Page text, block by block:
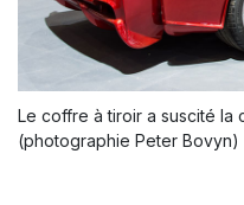
Le coffre à tiroir a suscité la
(photographie Peter Bovyn)